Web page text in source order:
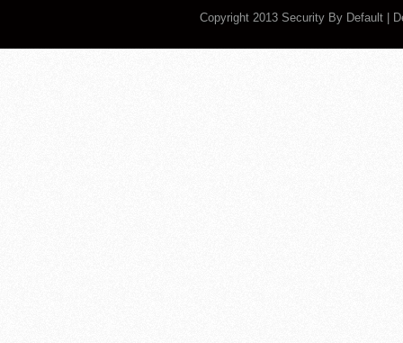
Copyright 2013 Security By Default |